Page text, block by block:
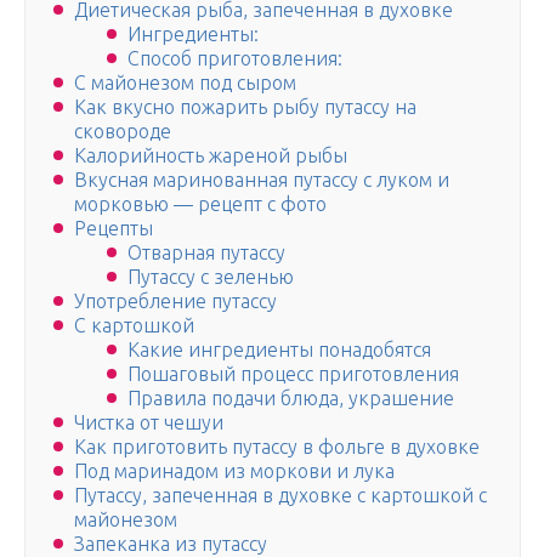
Диетическая рыба, запеченная в духовке
Ингредиенты:
Способ приготовления:
С майонезом под сыром
Как вкусно пожарить рыбу путассу на
сковороде
Калорийность жареной рыбы
Вкусная маринованная путассу с луком и
морковью — рецепт с фото
Рецепты
Отварная путассу
Путассу с зеленью
Употребление путассу
С картошкой
Какие ингредиенты понадобятся
Пошаговый процесс приготовления
Правила подачи блюда, украшение
Чистка от чешуи
Как приготовить путассу в фольге в духовке
Под маринадом из моркови и лука
Путассу, запеченная в духовке с картошкой с
майонезом
Запеканка из путассу